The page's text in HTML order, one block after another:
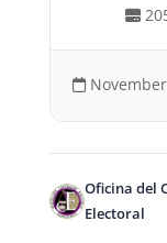
Oficina del
Electoral